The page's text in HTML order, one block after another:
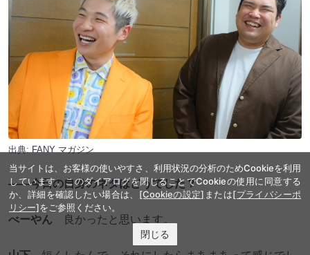
出典:FANY マガジン
――今日の自身のネタはどうでした？
べーやん 良かったと思います。
当サイトは、お客様の使いやすさ、利用状況の分析のためCookieを利用
しています。このダイアログを閉じることでCookieの使用に同意する
か、詳細を確認したい場合は、 [Cookieの設定] または[プライバシーポ
リシー]をご参照ください。
閉じる